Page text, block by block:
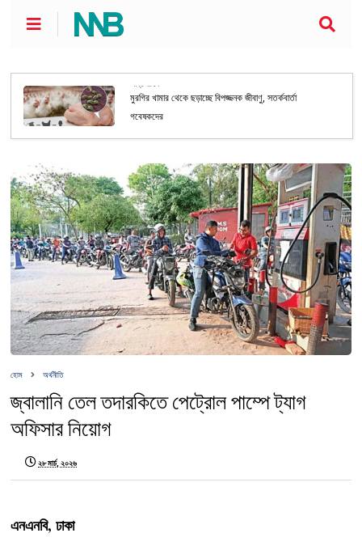
মুরগির খামার থেকে ছড়াচ্ছে বিপজ্জনক জীবাণু, সতর্কবার্তা
গবেষকদের
হোম অর্থনীতি
জ্বালানি তেল তদারকিতে পেট্রোল পাম্পে ট্যাগ
অফিসার নিয়োগ
২৮ মার্চ, ২০২৬
এনএনবি, ঢাকা